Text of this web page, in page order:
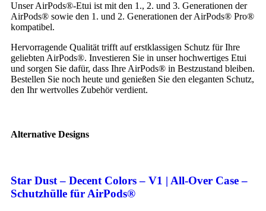
Unser AirPods®-Etui ist mit den 1., 2. und 3. Generationen der
AirPods® sowie den 1. und 2. Generationen der AirPods® Pro®
kompatibel.
Hervorragende Qualität trifft auf erstklassigen Schutz für Ihre
geliebten AirPods®. Investieren Sie in unser hochwertiges Etui
und sorgen Sie dafür, dass Ihre AirPods® in Bestzustand bleiben.
Bestellen Sie noch heute und genießen Sie den eleganten Schutz,
den Ihr wertvolles Zubehör verdient.
Alternative Designs
Star Dust – Decent Colors – V1 | All-Over Case –
Schutzhülle für AirPods®